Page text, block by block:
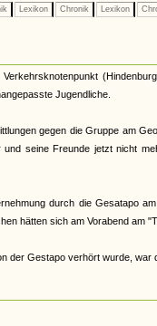
Lexikon Chronik Lexikon
Jugendliche.
gegen die Gruppe am
seine Freunde jetzt nicht
durch die Gesatapo
hätten sich am Vorabend am
der Gestapo verhört wurde, war